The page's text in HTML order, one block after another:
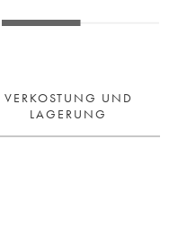
VERKOSTUNG UND
LAGERUNG